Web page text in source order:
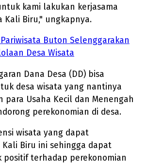
kami lakukan kerjasama
Kali Biru," ungkapnya.
Pariwisata Buton Selenggarakan
Desa Wisata
Dana Desa (DD) bisa
desa wisata yang nantinya
para Usaha Kecil dan Menengah
perekonomian di desa.
wisata yang dapat
Biru ini sehingga dapat
positif terhadap perekonomian